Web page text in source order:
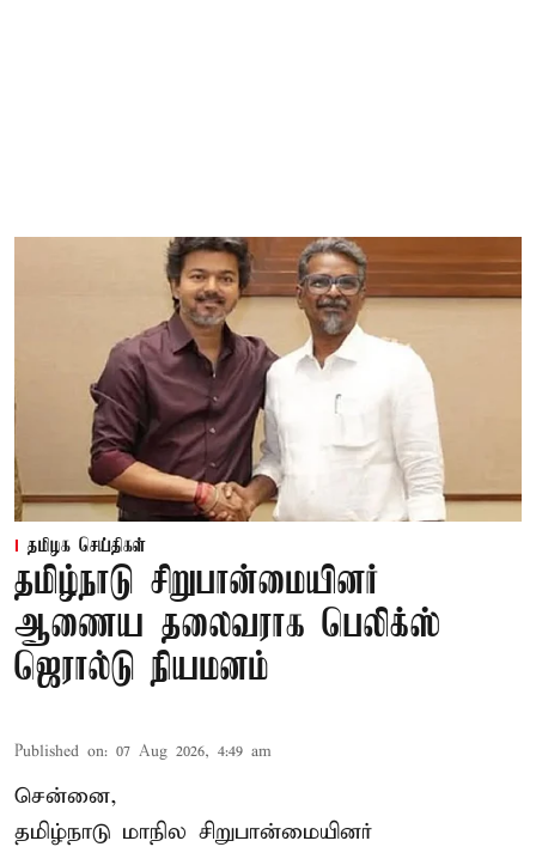
தமிழக செய்திகள்
தமிழ்நாடு சிறுபான்மையினர்
ஆணைய தலைவராக பெலிக்ஸ்
ஜெரால்டு நியமனம்
Published on: 07 Aug 2026, 4:49 am
சென்னை,
தமிழ்நாடு மாநில சிறுபான்மையினர்